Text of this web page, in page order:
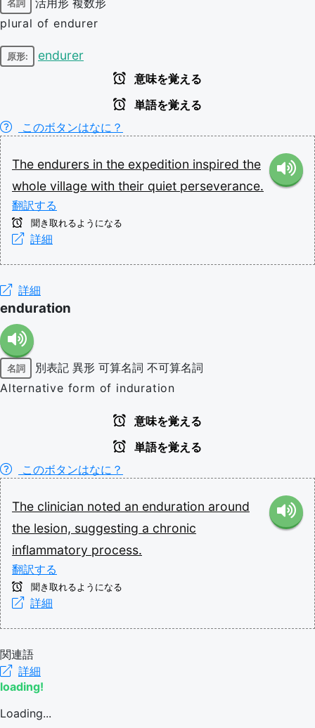
名詞
plural of endurer
原形: endurer
意味を覚える
単語を覚える
このボタンはなに？
The endurers in the expedition inspired the
whole village with their quiet perseverance.
翻訳する
聞き取れるようになる
詳細
詳細
enduration
名詞 別表記 異形 可算名詞 不可算名詞
Alternative form of induration
意味を覚える
単語を覚える
このボタンはなに？
The clinician noted an enduration around
the lesion, suggesting a chronic
inflammatory process.
翻訳する
聞き取れるようになる
詳細
関連語
詳細
loading!
Loading...